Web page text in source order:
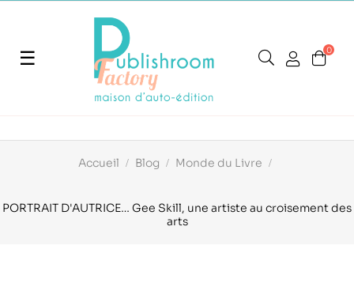
Basculer
navigation
☰ 0
Accueil Blog Monde du Livre
PORTRAIT D'AUTRICE… Gee Skill, une artiste au croisement des
arts